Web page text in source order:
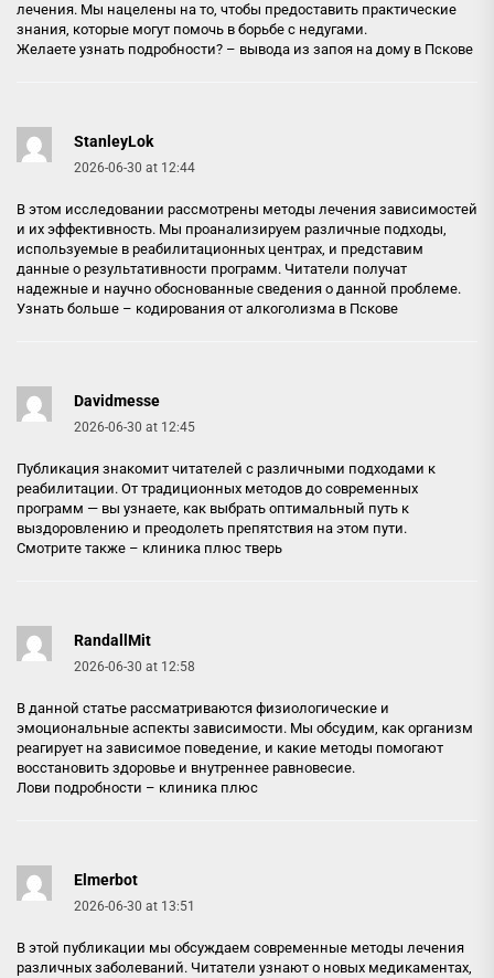
лечения. Мы нацелены на то, чтобы предоставить практические
знания, которые могут помочь в борьбе с недугами.
Желаете узнать подробности? – вывода из запоя на дому в Пскове
StanleyLok
2026-06-30 at 12:44
В этом исследовании рассмотрены методы лечения зависимостей
и их эффективность. Мы проанализируем различные подходы,
используемые в реабилитационных центрах, и представим
данные о результативности программ. Читатели получат
надежные и научно обоснованные сведения о данной проблеме.
Узнать больше – кодирования от алкоголизма в Пскове
Davidmesse
2026-06-30 at 12:45
Публикация знакомит читателей с различными подходами к
реабилитации. От традиционных методов до современных
программ — вы узнаете, как выбрать оптимальный путь к
выздоровлению и преодолеть препятствия на этом пути.
Смотрите также – клиника плюс тверь
RandallMit
2026-06-30 at 12:58
В данной статье рассматриваются физиологические и
эмоциональные аспекты зависимости. Мы обсудим, как организм
реагирует на зависимое поведение, и какие методы помогают
восстановить здоровье и внутреннее равновесие.
Лови подробности – клиника плюс
Elmerbot
2026-06-30 at 13:51
В этой публикации мы обсуждаем современные методы лечения
различных заболеваний. Читатели узнают о новых медикаментах,